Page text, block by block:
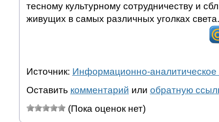
тесному культурному сотрудничеству и
живущих в самых различных уголках света.
Источник: Информационно-аналитическое
Оставить комментарий или обратную
(Пока оценок нет)